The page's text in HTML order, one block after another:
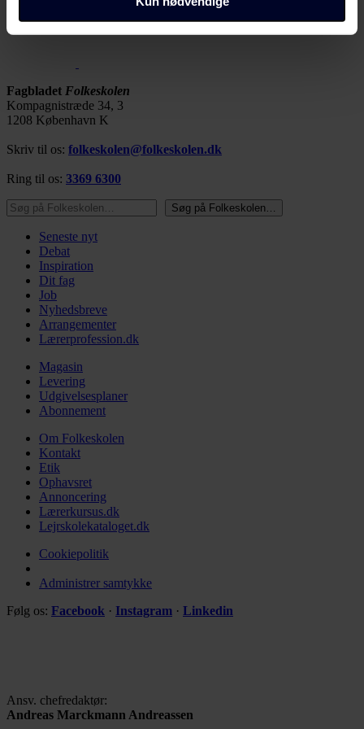
domæner. Få mere at vide om, hvem vi er, hvordan du
kan kontakte os, og hvordan vi behandler persondata i
Fagbladet Folkeskolen
Kompagnistræde 34, 3
1208 København K
Skriv til os: folkeskolen@folkeskolen.dk
Ring til os: 3369 6300
Søg på Folkeskolen…
Søg på Folkeskolen…
Seneste nyt
Debat
Inspiration
Dit fag
Job
Nyhedsbreve
Arrangementer
Lærerprofession.dk
Magasin
Levering
Udgivelsesplaner
Abonnement
Om Folkeskolen
Kontakt
Etik
Ophavsret
Annoncering
Lærerkursus.dk
Lejrskolekataloget.dk
Cookiepolitik
Administrer samtykke
Følg os: Facebook · Instagram · Linkedin
Ansv. chefredaktør:
Andreas Marckmann Andreassen